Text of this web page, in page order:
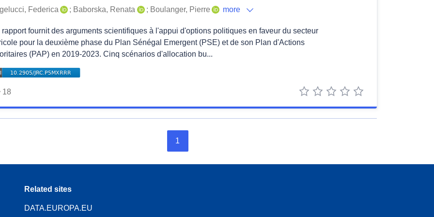
Federica ; Baborska, Renata ; Boulanger, Pierre more
rapport fournit des arguments scientifiques à l'appui d'options politiques en faveur du secteur
pour la deuxième phase du Plan Sénégal Emergent (PSE) et de son Plan d'Actions
(PAP) en 2019-2023. Cinq scénarios d'allocation bu...
18
5 stars
4 stars
3 stars
2 stars
1 star
1
Related sites
DATA.EUROPA.EU